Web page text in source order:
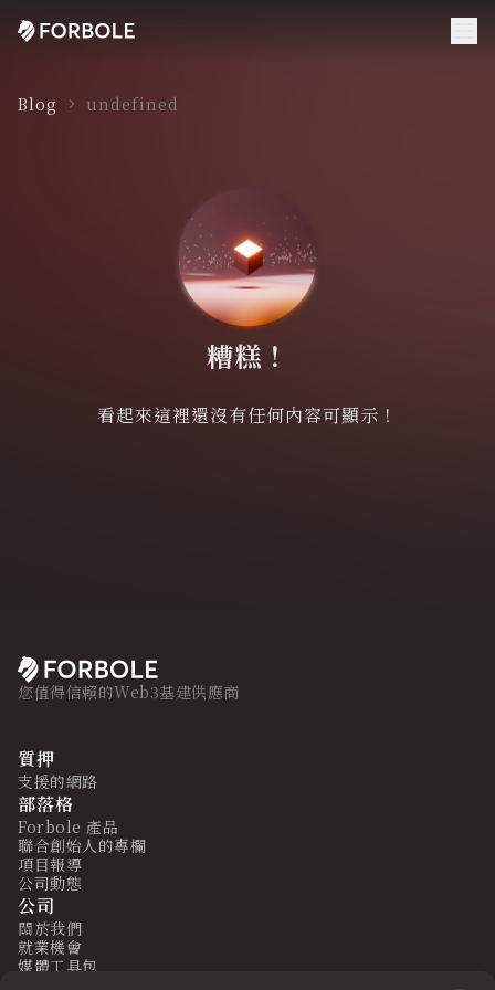
Blog undefined
糟糕！
看起來這裡還沒有任何內容可顯示！
您值得信賴的Web3基建供應商
質押
支援的網路
部落格
Forbole 產品
聯合創始人的專欄
項目報導
公司動態
公司
關於我們
就業機會
媒體工具包